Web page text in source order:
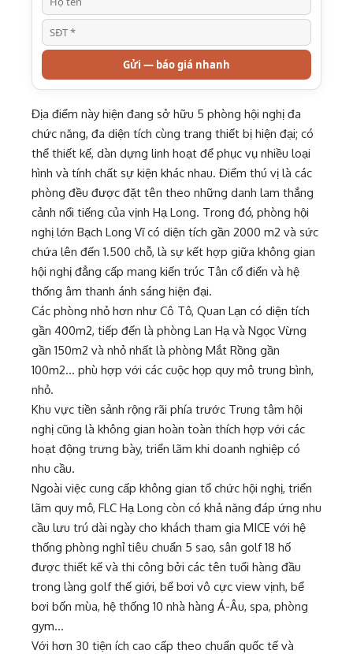
Gửi — báo giá nhanh
Địa điểm này hiện đang sở hữu 5 phòng hội nghị đa
chức năng, đa diện tích cùng trang thiết bị hiện đại; có
thể thiết kế, dàn dựng linh hoạt để phục vụ nhiều loại
hình và tính chất sự kiện khác nhau. Điểm thú vị là các
phòng đều được đặt tên theo những danh lam thắng
cảnh nổi tiếng của vịnh Hạ Long. Trong đó, phòng hội
nghị lớn Bạch Long Vĩ có diện tích gần 2000 m2 và sức
chứa lên đến 1.500 chỗ, là sự kết hợp giữa không gian
hội nghị đẳng cấp mang kiến trúc Tân cổ điển và hệ
thống âm thanh ánh sáng hiện đại.
Các phòng nhỏ hơn như Cô Tô, Quan Lạn có diện tích
gần 400m2, tiếp đến là phòng Lan Hạ và Ngọc Vừng
gần 150m2 và nhỏ nhất là phòng Mắt Rồng gần
100m2… phù hợp với các cuộc họp quy mô trung bình,
nhỏ.
Khu vực tiền sảnh rộng rãi phía trước Trung tâm hội
nghị cũng là không gian hoàn toàn thích hợp với các
hoạt động trưng bày, triển lãm khi doanh nghiệp có
nhu cầu.
Ngoài việc cung cấp không gian tổ chức hội nghị, triển
lãm quy mô, FLC Hạ Long còn có khả năng đáp ứng nhu
cầu lưu trú dài ngày cho khách tham gia MICE với hệ
thống phòng nghỉ tiêu chuẩn 5 sao, sân golf 18 hố
được thiết kế và thi công bởi các tên tuổi hàng đầu
trong làng golf thế giới, bể bơi vô cực view vịnh, bể
bơi bốn mùa, hệ thống 10 nhà hàng Á-Âu, spa, phòng
gym…
Với hơn 30 tiện ích cao cấp theo chuẩn quốc tế và